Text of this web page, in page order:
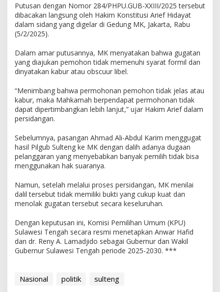
Putusan dengan Nomor 284/PHPU.GUB-XXIII/2025 tersebut
dibacakan langsung oleh Hakim Konstitusi Arief Hidayat
dalam sidang yang digelar di Gedung MK, Jakarta, Rabu
(5/2/2025).
Dalam amar putusannya, MK menyatakan bahwa gugatan
yang diajukan pemohon tidak memenuhi syarat formil dan
dinyatakan kabur atau obscuur libel.
“Menimbang bahwa permohonan pemohon tidak jelas atau
kabur, maka Mahkamah berpendapat permohonan tidak
dapat dipertimbangkan lebih lanjut,” ujar Hakim Arief dalam
persidangan.
Sebelumnya, pasangan Ahmad Ali-Abdul Karim menggugat
hasil Pilgub Sulteng ke MK dengan dalih adanya dugaan
pelanggaran yang menyebabkan banyak pemilih tidak bisa
menggunakan hak suaranya.
Namun, setelah melalui proses persidangan, MK menilai
dalil tersebut tidak memiliki bukti yang cukup kuat dan
menolak gugatan tersebut secara keseluruhan.
Dengan keputusan ini, Komisi Pemilihan Umum (KPU)
Sulawesi Tengah secara resmi menetapkan Anwar Hafid
dan dr. Reny A. Lamadjido sebagai Gubernur dan Wakil
Gubernur Sulawesi Tengah periode 2025-2030. ***
Nasional politik sulteng